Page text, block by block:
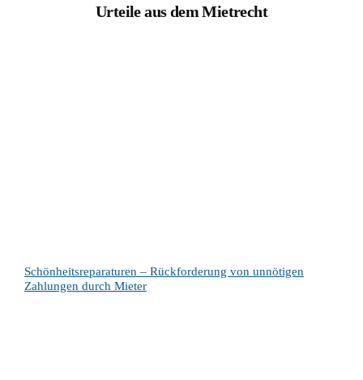
Urteile aus dem Mietrecht
Schönheitsreparaturen – Rückforderung von unnötigen
Zahlungen durch Mieter